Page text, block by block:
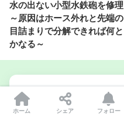
水の出ない小型水鉄砲を修理
～原因はホース外れと先端の
目詰まりで分解できれば何と
かなる～
この記事を書いた人
ホーム シェア フォロー